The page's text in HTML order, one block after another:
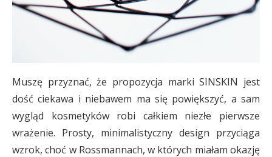
Muszę przyznać, że propozycja marki SINSKIN jest
dość ciekawa i niebawem ma się powiększyć, a sam
wygląd kosmetyków robi całkiem niezłe pierwsze
wrażenie. Prosty, minimalistyczny design przyciąga
wzrok, choć w Rossmannach, w których miałam okazję